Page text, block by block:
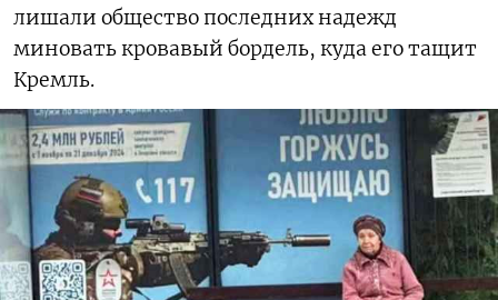
лишали общество последних надежд
миновать кровавый бордель, куда его тащит
Кремль.